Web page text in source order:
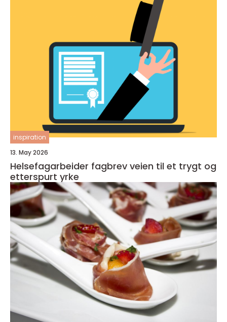
inspiration
13. May 2026
Helsefagarbeider fagbrev veien til et trygt og
etterspurt yrke